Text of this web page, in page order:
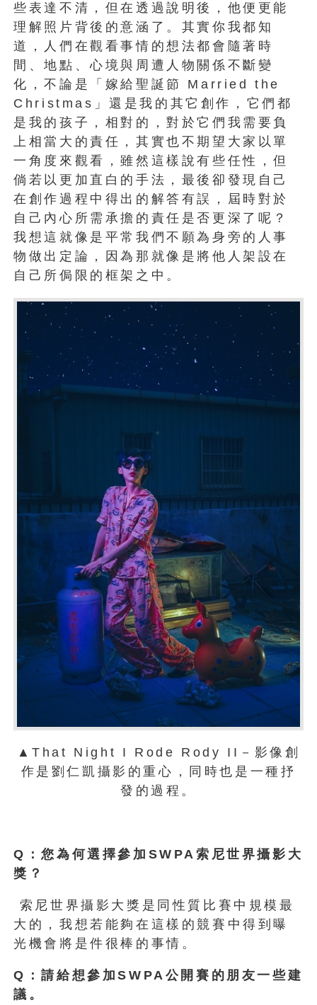
些表達不清，但在透過說明後，他便更能
理解照片背後的意涵了。其實你我都知
道，人們在觀看事情的想法都會隨著時
間、地點、心境與周遭人物關係不斷變
化，不論是「嫁給聖誕節 Married the
Christmas」還是我的其它創作，它們都
是我的孩子，相對的，對於它們我需要負
上相當大的責任，其實也不期望大家以單
一角度來觀看，雖然這樣說有些任性，但
倘若以更加直白的手法，最後卻發現自己
在創作過程中得出的解答有誤，屆時對於
自己內心所需承擔的責任是否更深了呢？
我想這就像是平常我們不願為身旁的人事
物做出定論，因為那就像是將他人架設在
自己所侷限的框架之中。
▲That Night I Rode Rody II－影像創
作是劉仁凱攝影的重心，同時也是一種抒
發的過程。
Q ：您為何選擇參加SWPA 索尼世界攝影大
獎？
索尼世界攝影大獎是同性質比賽中規模最
大的，我想若能夠在這樣的競賽中得到曝
光機會將是件很棒的事情。
Q ：請給想參加SWPA 公開賽的朋友一些建
議。